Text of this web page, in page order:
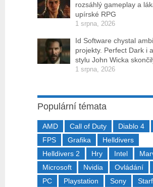
rozsáhlý gameplay a
upírské RPG
1 srpna, 2026
Id Software chystal
projekty. Perfect Dark i
stylu John Wicka
1 srpna, 2026
Populární témata
AMD Call of Duty Diablo 4
FPS
Grafika
Helldivers
Helldivers 2
Hry Intel
Microsoft
Nvidia Ovládání
PC
Playstation Sony